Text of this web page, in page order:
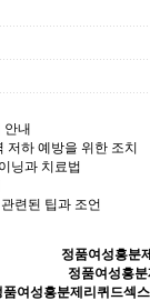
안내
저하 예방을 위한 조치
닝과 치료법
련된 팁과 조언
정품여성흥분
정품여성흥
품여성흥분제리퀴드섹스